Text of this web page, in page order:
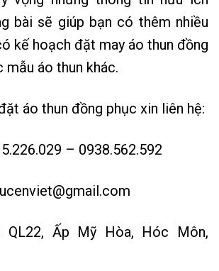
bài sẽ giúp bạn có thêm nhiều
kế hoạch đặt may áo thun đồng
áo thun khác.
áo thun đồng phục xin liên hệ:
– 0938.562.592
Ấp Mỹ Hòa, Hóc Môn,